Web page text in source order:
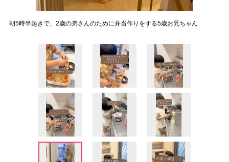
朝5時半起きで、2歳の弟さんのために弁当作りをする5歳お兄ちゃん